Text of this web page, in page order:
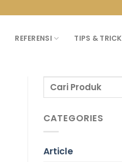
REFERENSI TIPS & TRICK
CATEGORIES
Article